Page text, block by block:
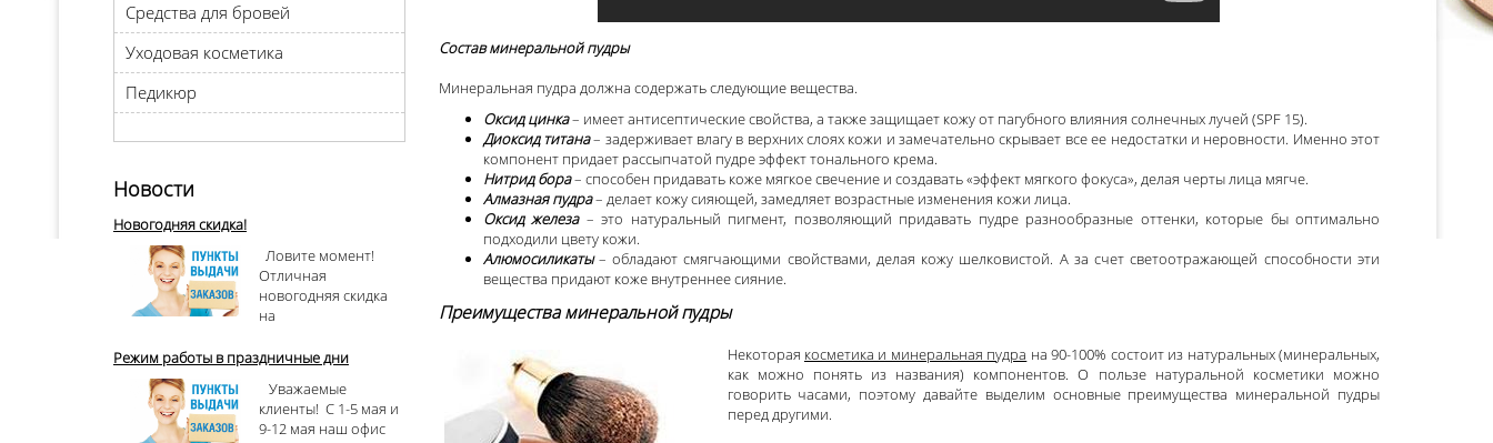
Средства для бровей
Уходовая косметика
Педикюр
Новости
Новогодняя скидка!
Ловите момент!
Отличная
новогодняя скидка
на
Режим работы в праздничные дни
Уважаемые
клиенты! С 1-5 мая и
9-12 мая наш офис
Состав минеральной пудры
Минеральная пудра должна содержать следующие вещества.
Оксид цинка– имеет антисептические свойства, а также защищает кожу от пагубного влияния солнечных лучей (SPF 15).
Диоксид титана– задерживает влагу в верхних слоях кожи и замечательно скрывает все ее недостатки и неровности. Именно этот
компонент придает рассыпчатой пудре эффект тонального крема.
Нитрид бора– способен придавать коже мягкое свечение и создавать «эффект мягкого фокуса», делая черты лица мягче.
Алмазная пудра– делает кожу сияющей, замедляет возрастные изменения кожи лица.
Оксид железа– это натуральный пигмент, позволяющий придавать пудре разнообразные оттенки, которые бы оптимально
подходили цвету кожи.
Алюмосиликаты– обладают смягчающими свойствами, делая кожу шелковистой. А за счет светоотражающей способности эти
вещества придают коже внутреннее сияние.
Преимущества минеральной пудры
Некоторая косметика и минеральная пудра на 90-100% состоит из натуральных (минеральных,
как можно понять из названия) компонентов. О пользе натуральной косметики можно
говорить часами, поэтому давайте выделим основные преимущества минеральной пудры
перед другими.